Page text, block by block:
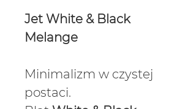
Jet White & Black
Melange
Minimalizm w czystej
postaci.